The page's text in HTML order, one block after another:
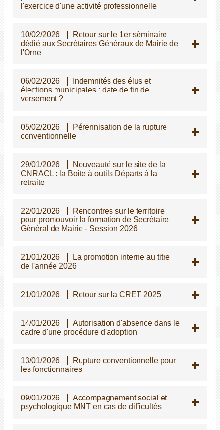
l'exercice d'une activité professionnelle
10/02/2026
Retour sur le 1er séminaire
dédié aux Secrétaires Généraux de Mairie de
l'Orne
06/02/2026
Indemnités des élus et
élections municipales : date de fin de
versement ?
05/02/2026
Pérennisation de la rupture
conventionnelle
29/01/2026
Nouveauté sur le site de la
CNRACL : la Boite à outils Départs à la
retraite
22/01/2026
Rencontres sur le territoire
pour promouvoir la formation de Secrétaire
Général de Mairie - Session 2026
21/01/2026
La promotion interne au titre
de l'année 2026
21/01/2026 Retour sur la CRET 2025
14/01/2026
Autorisation d'absence dans le
cadre d'une procédure d'adoption
13/01/2026
Rupture conventionnelle pour
les fonctionnaires
09/01/2026
Accompagnement social et
psychologique MNT en cas de difficultés